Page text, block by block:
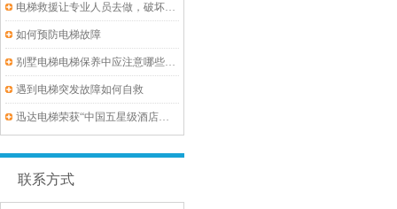
电梯救援让专业人员去做，破坏性救援很危险！
如何预防电梯故障
别墅电梯电梯保养中应注意哪些问题
遇到电梯突发故障如何自救
迅达电梯荣获“中国五星级酒店首选电梯品牌”盛誉
联系方式